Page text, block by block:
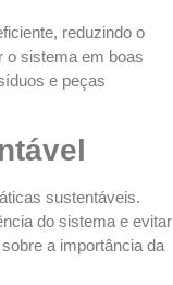
reduzindo o
o sistema em boas
e peças
sustentáveis.
do sistema e evitar
a importância da